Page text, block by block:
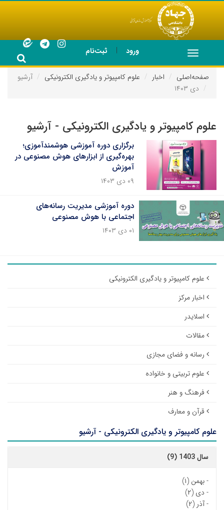
ورود | ثبت‌نام
Toggle
navigation
صفحه‌اصلی
اخبار علوم کامپیوتر و یادگیری الکترونیکی
آرشیو
دی ۱۴۰۳
علوم کامپیوتر و یادگیری الکترونیکی - آرشیو
برگزاری دوره آموزشی هوشمندآموزی؛
بهره‌گیری از ابزارهای هوش مصنوعی در
آموزش
۰۹ دی ۱۴۰۳
دوره آموزشی مدیریت رسانه‌های
اجتماعی با هوش مصنوعی
۰۱ دی ۱۴۰۳
علوم کامپیوتر و یادگیری الکترونیکی
اخبار مرکز
اسلایدر
مقالات
رسانه و فضای مجازی
علوم تربیتی و خانواده
فرهنگ و هنر
قرآن و معارف
علوم کامپیوتر و یادگیری الکترونیکی - آرشیو
سال 1403 (9)
-بهمن (۱)
- دی (۲)
-آذر (۲)